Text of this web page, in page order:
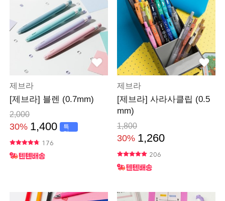
제브라
[제브라] 블렌 (0.7mm)
2,000
30% 1,400
특
가
176
제브라
[제브라] 사라사클립 (0.5
mm)
1,800
30% 1,260
206